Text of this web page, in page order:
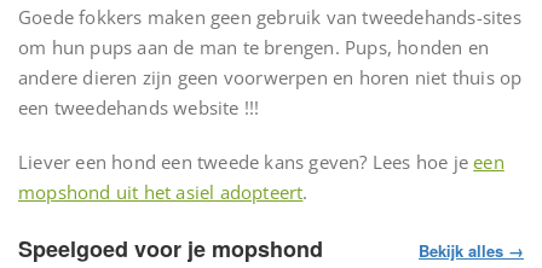
Goede fokkers maken geen gebruik van tweedehands-sites
om hun pups aan de man te brengen. Pups, honden en
andere dieren zijn geen voorwerpen en horen niet thuis op
een tweedehands website !!!
Liever een hond een tweede kans geven? Lees hoe jeeen
mopshond uit het asiel adopteert.
Speelgoed voor je mopshond Bekijk alles →